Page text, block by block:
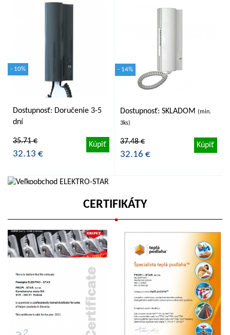
- 10%
Dostupnosť: Doručenie 3-5
dní
35.71 €
32.13 €
Kúpiť
- 14%
Dostupnosť: SKLADOM (min.
3ks)
37.48 €
32.16 €
Kúpiť
CERTIFIKÁTY